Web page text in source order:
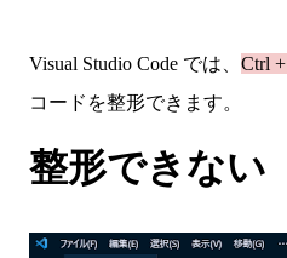
Visual Studio Code では、 Ctrl
コードを整形できます。
整形できない